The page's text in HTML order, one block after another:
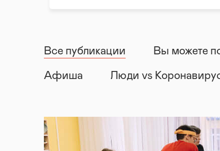
Все публикации Вы можете
Афиша Люди vs